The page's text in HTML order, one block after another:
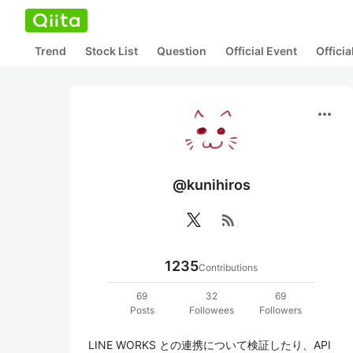
Trend Stock List Question Official Event
more_horiz
@kunihiros
rss_feed
1235Contributions
69
Posts
32
Followees
69
Followers
LINE WORKS との連携について検証したり、API